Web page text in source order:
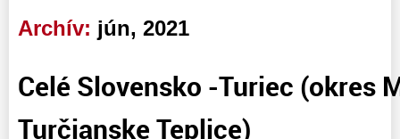
Archív: jún, 2021
Celé Slovensko -Turiec (okres
Turčianske Teplice)